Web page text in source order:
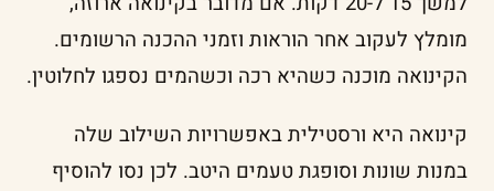
מומלץ לעקוב אחר הוראות וזמני ההכנה הרשומים.
הקינואה מוכנה כשהיא רכה וכשהמים נספגו לחלוטין.
קינואה היא ורסטילית באפשרויות השילוב שלה
במנות שונות וסופגת טעמים היטב. לכן נסו להוסיף